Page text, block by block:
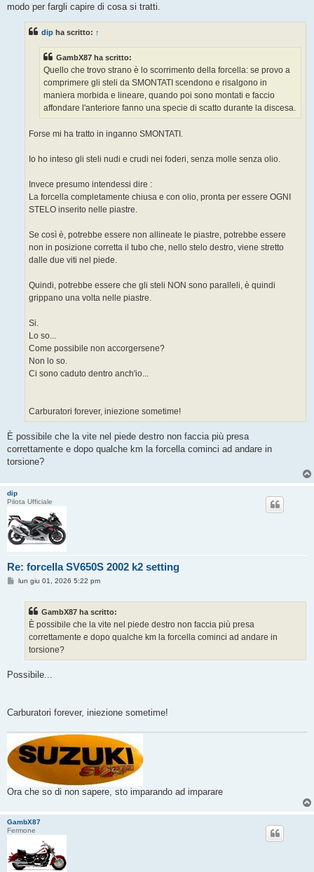
modo per fargli capire di cosa si tratti.
dip ha scritto: ↑
GambX87 ha scritto:
Quello che trovo strano è lo scorrimento della forcella: se provo a
comprimere gli steli da SMONTATI scendono e risalgono in
maniera morbida e lineare, quando poi sono montati e faccio
affondare l'anteriore fanno una specie di scatto durante la discesa.
Forse mi ha tratto in inganno SMONTATI.
Io ho inteso gli steli nudi e crudi nei foderi, senza molle senza olio.
Invece presumo intendessi dire :
La forcella completamente chiusa e con olio, pronta per essere OGNI
STELO inserito nelle piastre.
Se così è, potrebbe essere non allineate le piastre, potrebbe essere
non in posizione corretta il tubo che, nello stelo destro, viene stretto
dalle due viti nel piede.
Quindi, potrebbe essere che gli steli NON sono paralleli, è quindi
grippano una volta nelle piastre.
Si.
Lo so...
Come possibile non accorgersene?
Non lo so.
Ci sono caduto dentro anch'io...
Carburatori forever, iniezione sometime!
È possibile che la vite nel piede destro non faccia più presa
correttamente e dopo qualche km la forcella cominci ad andare in
torsione?
dip
Pilota Ufficiale
Re: forcella SV650S 2002 k2 setting
Mlun giu 01, 2026 5:22 pm
GambX87 ha scritto:
È possibile che la vite nel piede destro non faccia più presa
correttamente e dopo qualche km la forcella cominci ad andare in
torsione?
Possibile...
Carburatori forever, iniezione sometime!
Ora che so di non sapere, sto imparando ad imparare
GambX87
Fermone